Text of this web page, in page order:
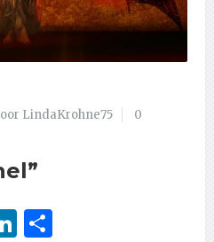
LindaKrohne75
0
LinkedIn